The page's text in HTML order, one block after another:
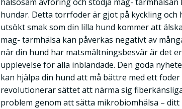
hundar. Detta torrfoder är gjot på kyckling och
utsökt smak som din lilla hund kommer att
mag- tarmhälsa kan påverkas negativt av
när din hund har matsmältningsbesvär är det
upplevelse för alla inblandade. Den goda
kan hjälpa din hund att må bättre med ett foder
revolutionerar sättet att närma sig
problem genom att sätta mikrobiomhälsa – ditt